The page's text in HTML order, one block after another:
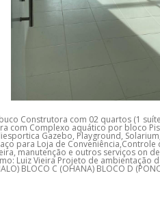
Construtora com 02 quartos (1
com Complexo aquático por bloco
Gazebo, Playground,
para Loja de Conveniência,Controle
manutenção e outros serviços on
Luiz Vieira Projeto de ambientação
BLOCO C (OHANA) BLOCO D